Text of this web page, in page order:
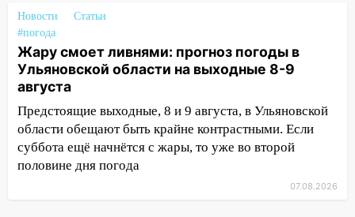
гранату: его задержали
12:34
На Ульяновскую область
надвигается сильнейшая непогода: град
и шквал до 27 м/с
12:31 Ульяновец хотел купить иномарку
из Европы и потерял 760 тысяч рублей
12:20 В Чердаклинском районе
Новости
Статьи
#погода
Жару смоет ливнями: прогноз погоды в
Ульяновской области на выходные 8-9
августа
Предстоящие выходные, 8 и 9 августа, в Ульяновской
области обещают быть крайне контрастными. Если
суббота ещё начнётся с жары, то уже во второй
половине дня погода
07.08.2026